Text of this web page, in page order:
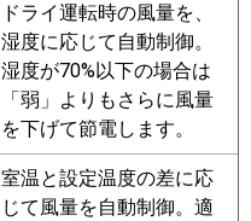
ドライ運転時の風量を、
湿度に応じて自動制御。
湿度が70%以下の場合は
「弱」よりもさらに風量
を下げて節電します。
室温と設定温度の差に応
じて風量を自動制御。適